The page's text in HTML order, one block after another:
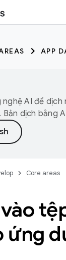
APP
AI để dịch
dịch bằng
Core areas
ứng